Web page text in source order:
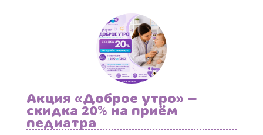
Акция «Доброе утро» —
скидка 20% на приём
педиатра